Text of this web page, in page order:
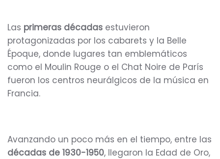
Las primeras décadas estuvieron
protagonizadas por los cabarets y la Belle
Époque, donde lugares tan emblemáticos
como el Moulin Rouge o el Chat Noire de París
fueron los centros neurálgicos de la música en
Francia.
Avanzando un poco más en el tiempo, entre las
décadas de 1930-1950, llegaron la Edad de Oro,